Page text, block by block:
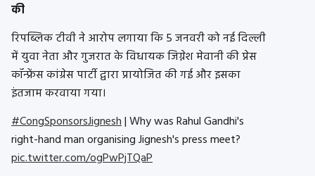
की
रिपब्लिक टीवी ने आरोप लगाया कि 5 जनवरी को नई दिल्ली
में युवा नेता और गुजरात के विधायक जिग्नेश मेवानी की प्रेस
कॉन्फ्रेंस कांग्रेस पार्टी द्वारा प्रायोजित की गई और इसका
इंतजाम करवाया गया।
#CongSponsorsJignesh| Why was Rahul Gandhi's
right-hand man organising Jignesh's press meet?
pic.twitter.com/ogPwPjTQaP